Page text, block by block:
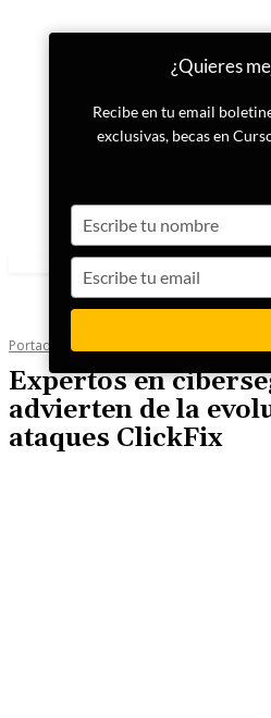
Portada Actualidad
Expertos en
advierten de la
ataques ClickFix
¿Quieres
Recibe en tu email
exclusivas, becas en
your
name
your
email